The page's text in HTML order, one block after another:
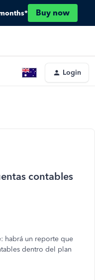
Buy now
Login
contables
habrá un reporte que
dentro del plan